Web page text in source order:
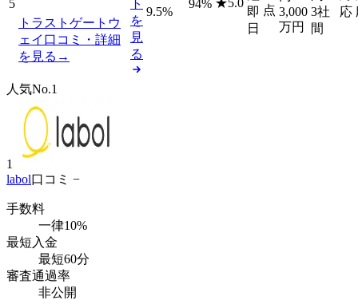
5
トラストゲートウ
ェイ 口コミ・詳細
を見る →
ト
を
見
る
9.5%
94%
即
日
点 3,000
万円
3社
間
応
人気No.1
1
labol口コミ −
手数料
一律10%
最短入金
最短60分
審査通過率
非公開